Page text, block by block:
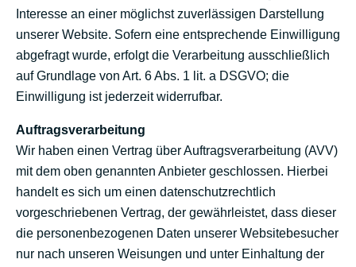
Interesse an einer möglichst zuverlässigen Darstellung
unserer Website. Sofern eine entsprechende Einwilligung
abgefragt wurde, erfolgt die Verarbeitung ausschließlich
auf Grundlage von Art. 6 Abs. 1 lit. a DSGVO; die
Einwilligung ist jederzeit widerrufbar.
Auftragsverarbeitung
Wir haben einen Vertrag über Auftragsverarbeitung (AVV)
mit dem oben genannten Anbieter geschlossen. Hierbei
handelt es sich um einen datenschutzrechtlich
vorgeschriebenen Vertrag, der gewährleistet, dass dieser
die personenbezogenen Daten unserer Websitebesucher
nur nach unseren Weisungen und unter Einhaltung der